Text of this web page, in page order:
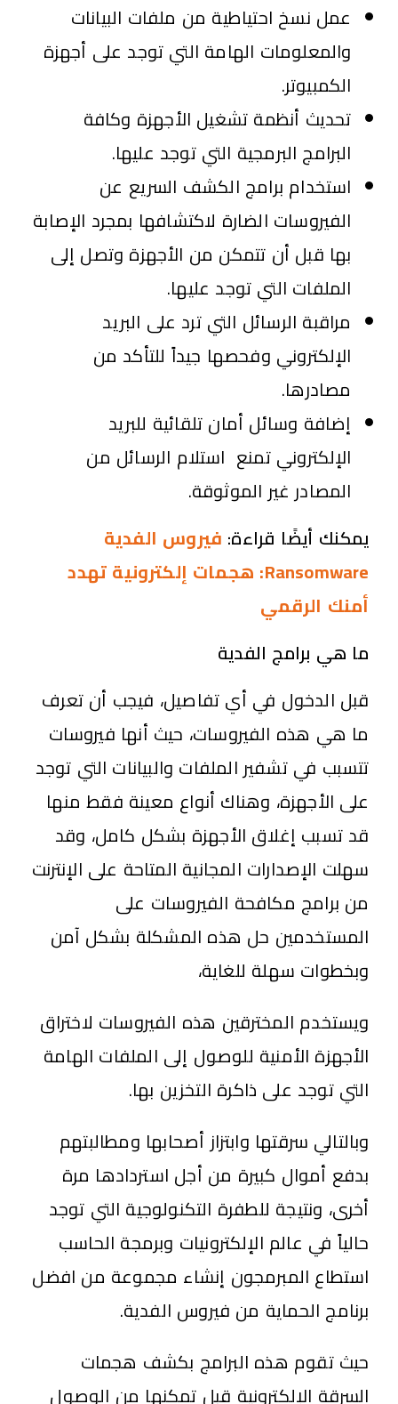
عمل نسخ احتياطية من ملفات البيانات
والمعلومات الهامة التي توجد على أجهزة
الكمبيوتر.
تحديث أنظمة تشغيل الأجهزة وكافة
البرامج البرمجية التي توجد عليها.
استخدام برامج الكشف السريع عن
الفيروسات الضارة لاكتشافها بمجرد الإصابة
بها قبل أن تتمكن من الأجهزة وتصل إلى
الملفات التي توجد عليها.
مراقبة الرسائل التي ترد على البريد
الإلكتروني وفحصها جيداً للتأكد من
مصادرها.
إضافة وسائل أمان تلقائية للبريد
الإلكتروني تمنع استلام الرسائل من
المصادر غير الموثوقة.
يمكنك أيضًا قراءة: فيروس الفدية
Ransomware: هجمات إلكترونية تهدد
أمنك الرقمي
ما هي برامج الفدية
قبل الدخول في أي تفاصيل، فيجب أن تعرف
ما هي هذه الفيروسات، حيث أنها فيروسات
تتسبب في تشفير الملفات والبيانات التي توجد
على الأجهزة، وهناك أنواع معينة فقط منها
قد تسبب إغلاق الأجهزة بشكل كامل، وقد
سهلت الإصدارات المجانية المتاحة على الإنترنت
من برامج مكافحة الفيروسات على
المستخدمين حل هذه المشكلة بشكل آمن
وبخطوات سهلة للغاية،
ويستخدم المخترقين هذه الفيروسات لاختراق
الأجهزة الأمنية للوصول إلى الملفات الهامة
التي توجد على ذاكرة التخزين بها.
وبالتالي سرقتها وابتزاز أصحابها ومطالبتهم
بدفع أموال كبيرة من أجل استردادها مرة
أخرى، ونتيجة للطفرة التكنولوجية التي توجد
حالياً في عالم الإلكترونيات وبرمجة الحاسب
استطاع المبرمجون إنشاء مجموعة من افضل
برنامج الحماية من فيروس الفدية.
حيث تقوم هذه البرامج بكشف هجمات
السرقة الإلكترونية قبل تمكنها من الوصول